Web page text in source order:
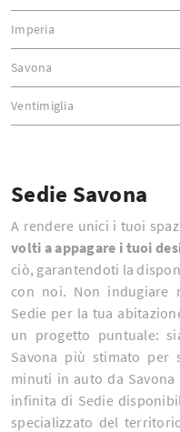
Imperia
Savona
Ventimiglia
Sedie Savona
A rendere unici i tuoi
volti a appagare i tuoi
ciò, garantendoti la
con noi. Non indugiare
Sedie per la tua
un progetto puntuale:
Savona più stimato per
minuti in auto da
infinita di Sedie
specializzato del